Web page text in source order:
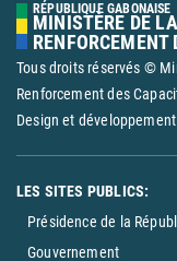
RÉPUBLIQUE GABONAISE
MINISTÈRE DE
RENFORCEMENT
Tous droits réservés ©
Renforcement des
Design et
LES SITES PUBLICS:
Présidence de la
Gouvernement